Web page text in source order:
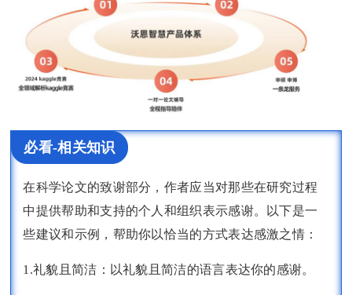
必看-相关知识
在科学论文的致谢部分，作者应当对那些在研究过程
中提供帮助和支持的个人和组织表示感谢。以下是一
些建议和示例，帮助你以恰当的方式表达感激之情：
1.礼貌且简洁：以礼貌且简洁的语言表达你的感谢。